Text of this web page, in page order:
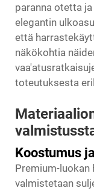
paranna otetta
elegantin
että
näkökohtia
toteutuksesta
Koostumus
Premium-luokan
valmistetaan